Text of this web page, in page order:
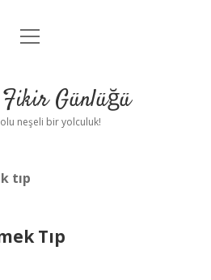
Anasayfa
Uyarı
menüyü
Günlüğü
neşeli bir yolculuk!
tıp
Tıp